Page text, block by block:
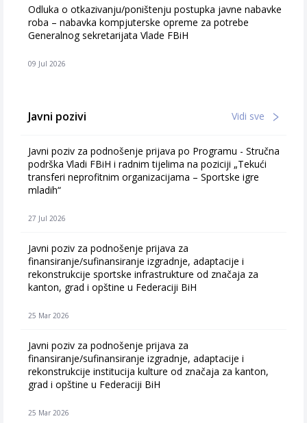
Odluka o otkazivanju/poništenju postupka javne nabavke
roba – nabavka kompjuterske opreme za potrebe
Generalnog sekretarijata Vlade FBiH
09 Jul 2026
Javni pozivi Vidi sve
Javni poziv za podnošenje prijava po Programu - Stručna
podrška Vladi FBiH i radnim tijelima na poziciji „Tekući
transferi neprofitnim organizacijama – Sportske igre
mladih“
27 Jul 2026
Javni poziv za podnošenje prijava za
finansiranje/sufinansiranje izgradnje, adaptacije i
rekonstrukcije sportske infrastrukture od značaja za
kanton, grad i opštine u Federaciji BiH
25 Mar 2026
Javni poziv za podnošenje prijava za
finansiranje/sufinansiranje izgradnje, adaptacije i
rekonstrukcije institucija kulture od značaja za kanton,
grad i opštine u Federaciji BiH
25 Mar 2026